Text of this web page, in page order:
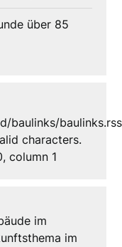
über 85
baulinks/baulinks.rss
characters.
column 1
im
im